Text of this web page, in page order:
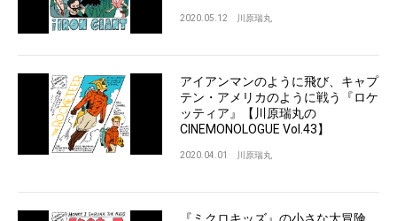
2020.05.12 川原瑞丸
アイアンマンのように飛び、キャプ
テン・アメリカのように戦う『ロケ
ッティア』【川原瑞丸の
CINEMONOLOGUE Vol.43】
2020.04.01 川原瑞丸